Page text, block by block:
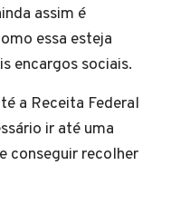
assim é
essa esteja
encargos sociais.
a Receita Federal
ir até uma
conseguir recolher